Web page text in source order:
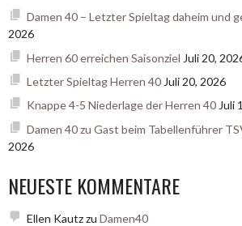
Damen 40 – Letzter Spieltag daheim und
2026
Herren 60 erreichen Saisonziel Juli 20,
Letzter Spieltag Herren 40 Juli 20, 2026
Knappe 4-5 Niederlage der Herren 40 Juli
Damen 40 zu Gast beim Tabellenführer
2026
NEUESTE KOMMENTARE
Ellen Kautzzu Damen40